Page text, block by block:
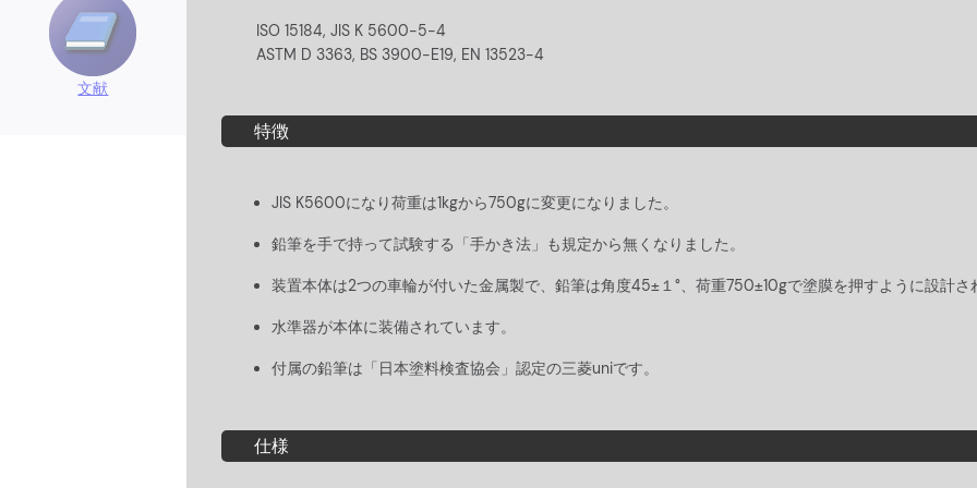
文献
ISO 15184, JIS K 5600-5-4
ASTM D 3363, BS 3900-E19, EN 13523-4
特徴
JIS K5600になり荷重は1kgから750gに変更になりました。
鉛筆を手で持って試験する「手かき法」も規定から無くなりました。
装置本体は2つの車輪が付いた金属製で、鉛筆は角度45±１°、荷重750±10gで塗膜を押すように設計さ
水準器が本体に装備されています。
付属の鉛筆は「日本塗料検査協会」認定の三菱uniです。
仕様